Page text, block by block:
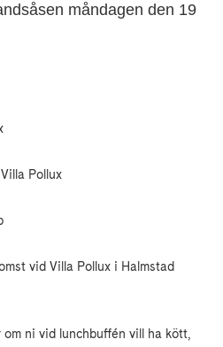
måndagen den 19
Pollux
vid Villa Pollux i Halmstad
om ni vid lunchbuffén vill ha kött,